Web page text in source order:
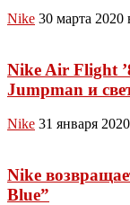
Nike 30 марта 2020
Nike Air Flight
Jumpman и
Nike 31 января
Nike
Blue”